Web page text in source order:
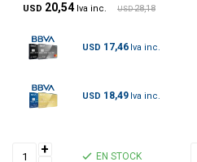
USD 20,54 USD 28,18
USD 17,46
USD 18,49
+
EN STOCK